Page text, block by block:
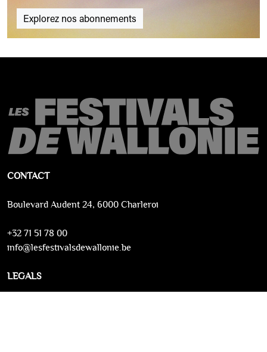
Explorez nos abonnements
CONTACT
Boulevard Audent 24, 6000 Charleroi
+32 71 51 78 00
info@lesfestivalsdewallonie.be
LEGALS